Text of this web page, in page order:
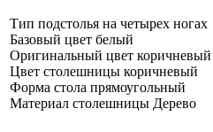
Тип подстолья на четырех ногах
Базовый цвет белый
Оригинальный цвет коричневый
Цвет столешницы коричневый
Форма стола прямоугольный
Материал столешницы Дерево